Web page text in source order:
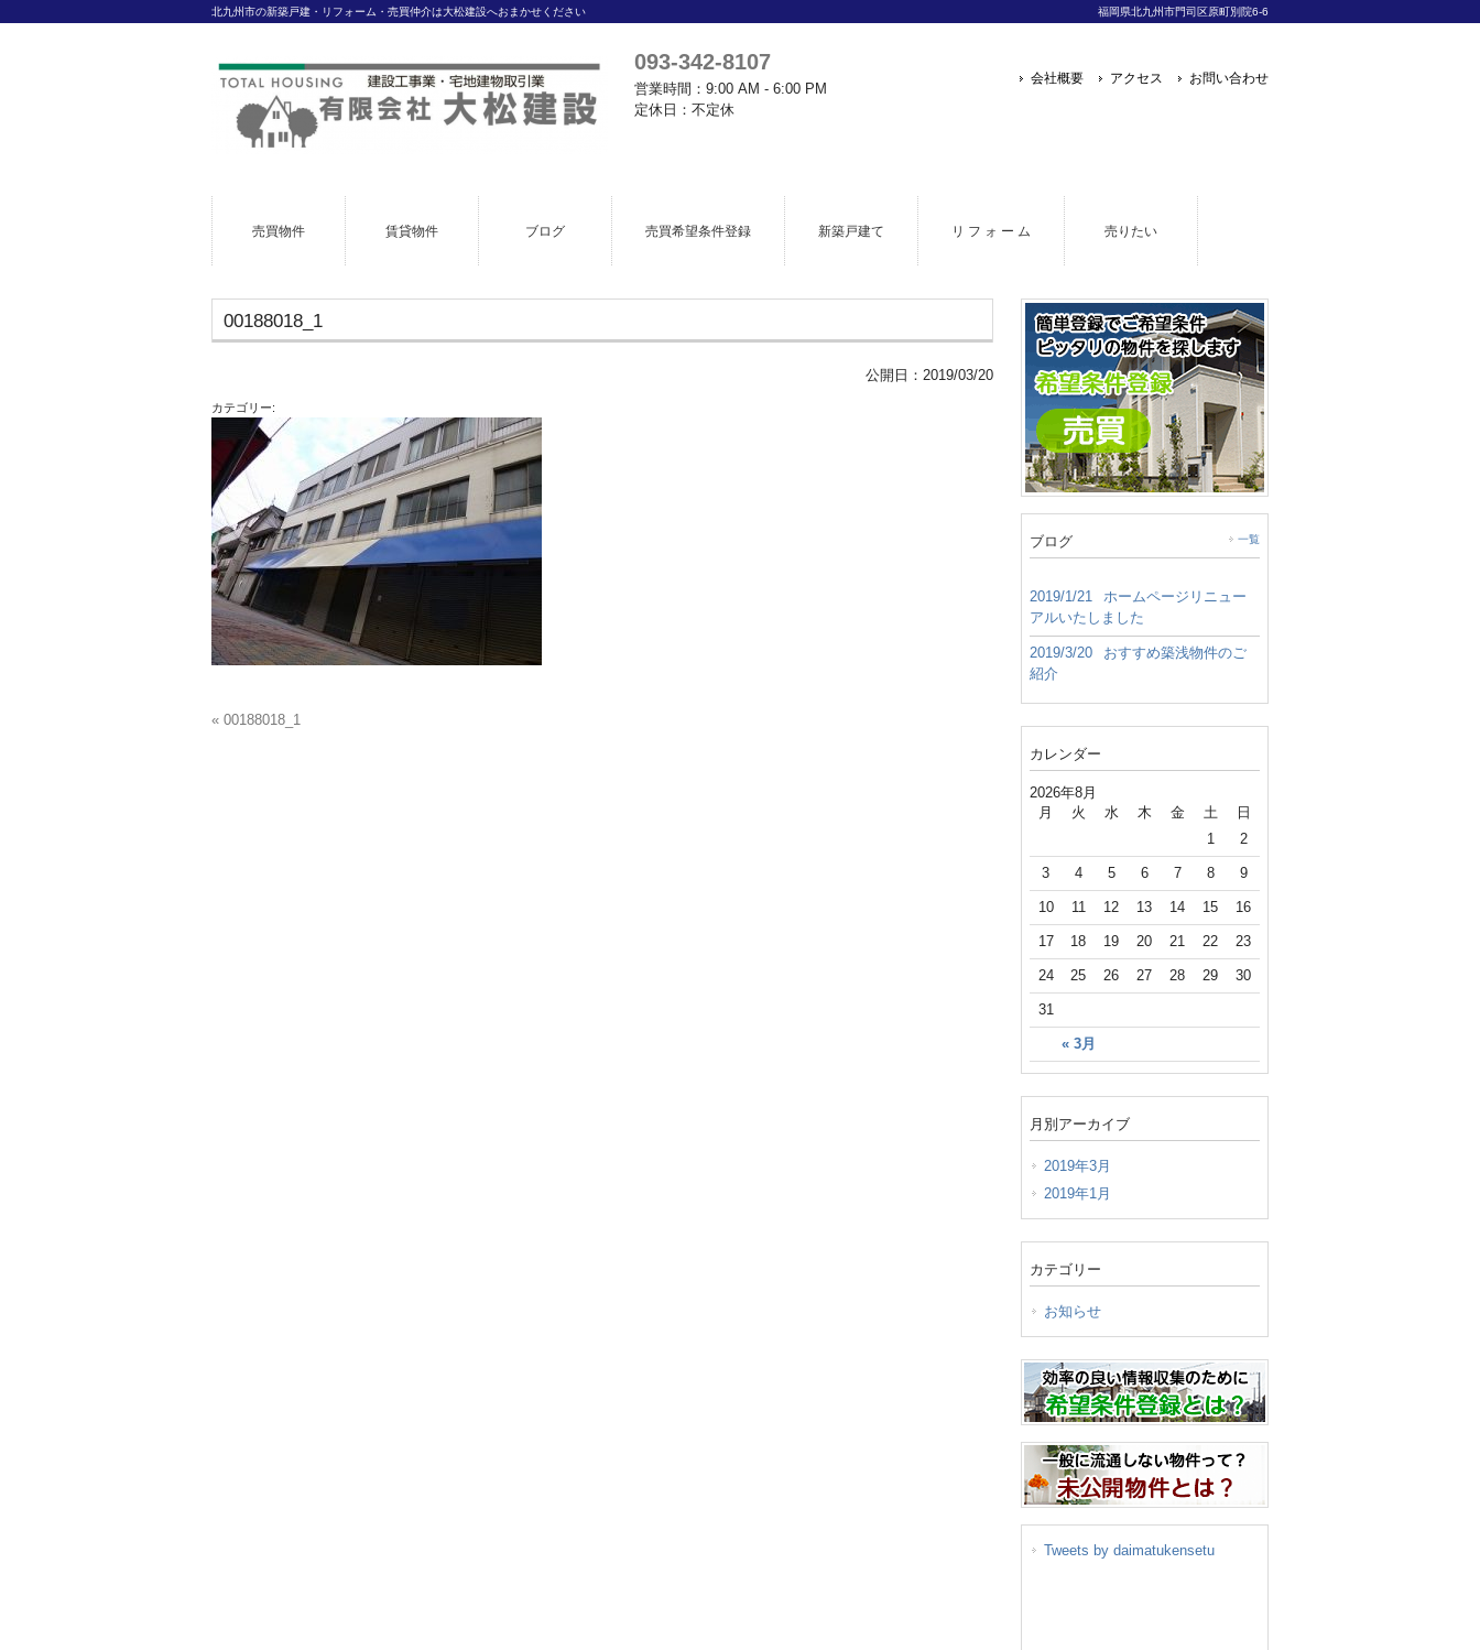
北九州市の新築戸建・リフォーム・売買仲介は大松建設へおまかせください 福岡県北九州市門司区原町別院6-6
093-342-8107
営業時間：9:00 AM - 6:00 PM
定休日：不定休
会社概要 アクセス お問い合わせ
売買物件 賃貸物件 ブログ 売買希望条件登録 新築戸建て リ フ ォ ー ム 売りたい
00188018_1
公開日： 2019/03/20
カテゴリー:
« 00188018_1
ブログ 一覧
2019/1/21
ホームページリニュー
アルいたしました
2019/3/20
おすすめ築浅物件のご
紹介
カレンダー
2026年8月
月 火 水 木 金 土 日
« 3月
1 2
3 4 5 6 7 8 9
10 11 12 13 14 15 16
17 18 19 20 21 22 23
24 25 26 27 28 29 30
31
月別アーカイブ
2019年3月
2019年1月
カテゴリー
お知らせ
Tweets by daimatukensetu